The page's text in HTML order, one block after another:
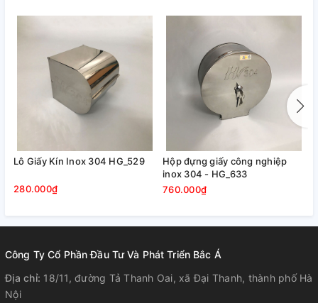
- Sản phẩm có kích thước phù hợp với các cuộn giấy thông
Lô Giấy Kín Inox 304 HG_529
280.000₫
Hộp đựng giấy công nghiệp
inox 304 - HG_633
760.000₫
Công Ty Cổ Phần Đầu Tư Và Phát Triển Bắc Á
Địa chỉ: 18/11, đường Tả Thanh Oai, xã Đại Thanh, thành phố Hà
Nội